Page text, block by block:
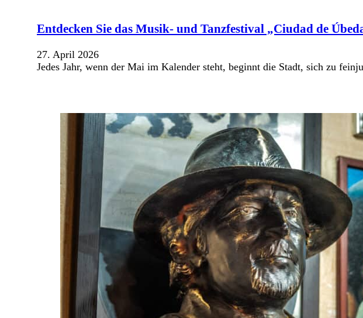
Entdecken Sie das Musik- und Tanzfestival „Ciudad de
27. April 2026
Jedes Jahr, wenn der Mai im Kalender steht, beginnt die Stadt, sich zu